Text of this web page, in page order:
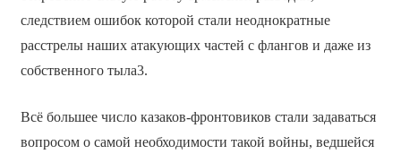
следствием ошибок которой стали неоднократные
расстрелы наших атакующих частей с флангов и даже из
собственного тыла3.
Всё большее число казаков-фронтовиков стали задаваться
вопросом о самой необходимости такой войны, ведшейся